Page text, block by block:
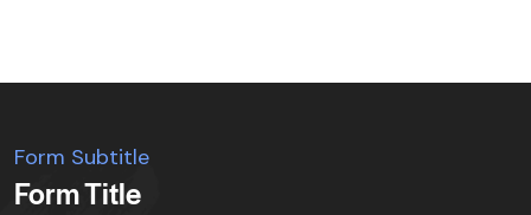
Form Subtitle
Form Title